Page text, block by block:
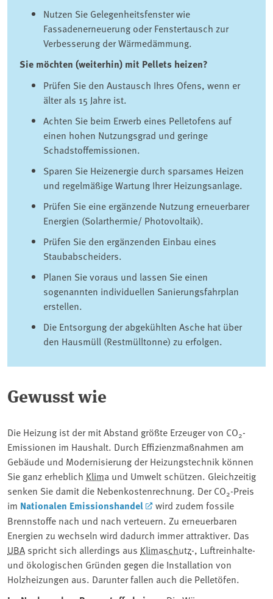
Nutzen Sie Gelegenheitsfenster wie
Fassadenerneuerung oder Fenstertausch zur
Verbesserung der Wärmedämmung.
Sie möchten (weiterhin) mit Pellets heizen?
Prüfen Sie den Austausch Ihres Ofens, wenn er
älter als 15 Jahre ist.
Achten Sie beim Erwerb eines Pelletofens auf
einen hohen Nutzungsgrad und geringe
Schadstoffemissionen.
Sparen Sie Heizenergie durch sparsames Heizen
und regelmäßige Wartung Ihrer Heizungsanlage.
Prüfen Sie eine ergänzende Nutzung erneuerbarer
Energien (Solarthermie/ Photovoltaik).
Prüfen Sie den ergänzenden Einbau eines
Staubabscheiders.
Planen Sie voraus und lassen Sie einen
sogenannten individuellen Sanierungsfahrplan
erstellen.
Die Entsorgung der abgekühlten Asche hat über
den Hausmüll (Restmülltonne) zu erfolgen.
Gewusst wie
Die Heizung ist der mit Abstand größte Erzeuger von CO2-
Emissionen im Haushalt. Durch Effizienzmaßnahmen am
Gebäude und Modernisierung der Heizungstechnik können
Sie ganz erheblich Klima und Umwelt schützen. Gleichzeitig
senken Sie damit die Nebenkostenrechnung. Der CO2-Preis
im Nationalen Emissionshandel
wird zudem fossile
Brennstoffe nach und nach verteuern. Zu erneuerbaren
Energien zu wechseln wird dadurch immer attraktiver. Das
UBA spricht sich allerdings aus Klimaschutz-, Luftreinhalte-
und ökologischen Gründen gegen die Installation von
Holzheizungen aus. Darunter fallen auch die Pelletöfen.